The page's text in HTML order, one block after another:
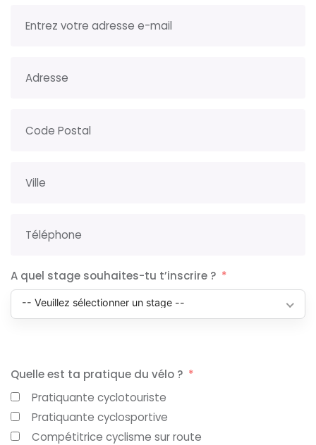
A quel stage souhaites-tu t’inscrire ?
-- Veuillez sélectionner un stage --
Quelle est ta pratique du vélo ?
Pratiquante cyclotouriste
Pratiquante cyclosportive
Compétitrice cyclisme sur route